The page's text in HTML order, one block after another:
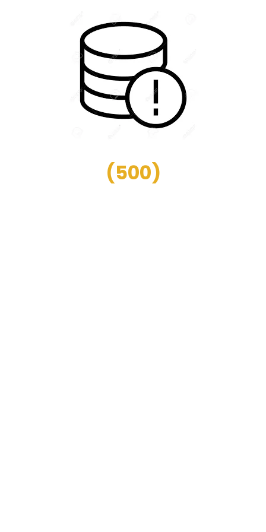
(500)